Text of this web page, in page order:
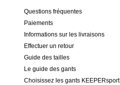
Questions fréquentes
Paiements
Informations sur les livraisons
Effectuer un retour
Guide des tailles
Le guide des gants
Choisissez les gants KEEPERsport